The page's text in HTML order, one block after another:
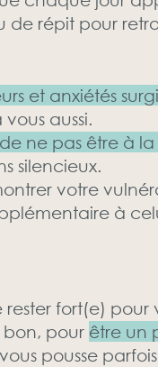
de répit pour
et anxiétés
aussi.
ne pas être à
silencieux.
votre
à
fort(e) pour
bon, pour être un
pousse